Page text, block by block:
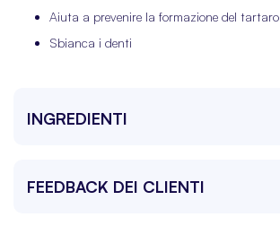
Aiuta a prevenire la formazione del tartaro
Sbianca i denti
INGREDIENTI
FEEDBACK DEI CLIENTI